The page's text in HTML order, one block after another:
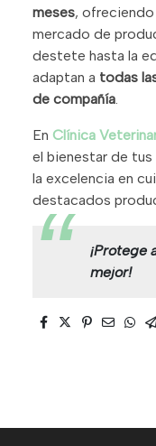
meses, ofreciendo
mercado de
destete hasta la
adaptan a todas
de compañía
En Clínica
el bienestar de
la excelencia en
destacados
¡Protege
mejor!